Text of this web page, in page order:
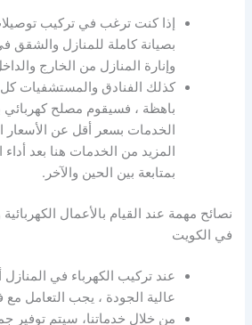
إذا كنت ترغب في تركيب توصيلات
بصيانة كاملة للمنازل والشقق
وإنارة المنازل من الخارج
كذلك الفنادق والمستشفيات
باهظة ، فسيقوم مصلح كهربائي
الخدمات بسعر أقل عن الأسعار
المزيد من الخدمات هنا بعد
بمتابعة بين الحين والآخر.
نصائح مهمة عند القيام بالأعمال الكهربائية
في الكويت
عند تركيب الكهرباء في المنازل
عالية الجودة ، يجب التعامل
من خلال خدماتنا، سيتم توفير